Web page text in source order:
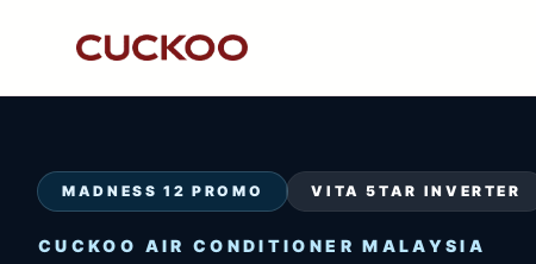
MADNESS 12 PROMO VITA 5TAR INVERTER
CUCKOO AIR CONDITIONER MALAYSIA